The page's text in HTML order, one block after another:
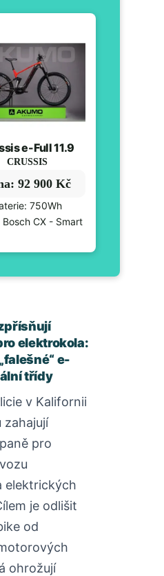
e-Full 11.9
CRUSSIS
92 900 Kč
750Wh
Bosch CX - Smart
elektrokola:
e-
třídy
v Kalifornii
zahajují
pro
elektrických
je odlišit
od
ohrožují